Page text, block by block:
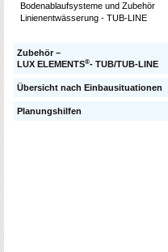
Bodenablaufsysteme und Zubehör
Linien­entwässerung - TUB-LINE
Zubehör –
LUX ELEMENTS®- TUB/TUB-LINE
Übersicht nach Einbausituationen
Planungshilfen